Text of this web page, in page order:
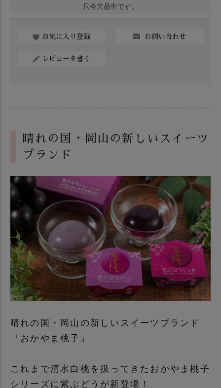
只今欠品中です。
お気に入り登録 お問い合わせ
レビューを書く
晴れの国・岡山の新しいスイーツ
ブランド
晴れの国・岡山の新しいスイーツブランド
『おかやま桃子』
これまで清水白桃を扱ってきたおかやま桃子
シリーズに紫ぶどうが新登場！